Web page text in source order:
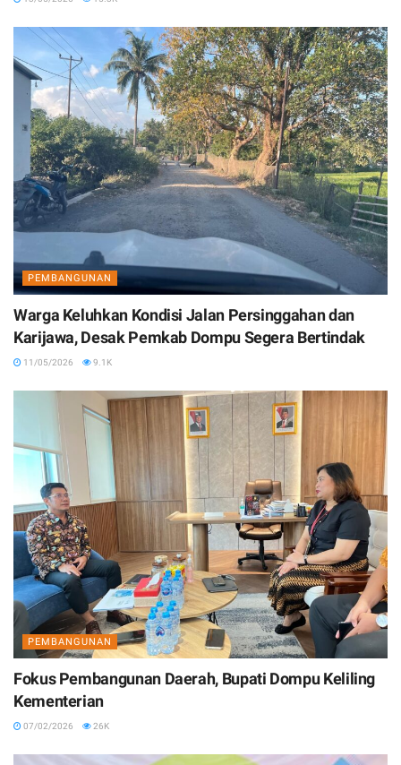
PEMBANGUNAN
Warga Keluhkan Kondisi Jalan Persinggahan dan
Karijawa, Desak Pemkab Dompu Segera Bertindak
11/05/2026 9.1K
PEMBANGUNAN
Fokus Pembangunan Daerah, Bupati Dompu Keliling
Kementerian
07/02/2026 26K